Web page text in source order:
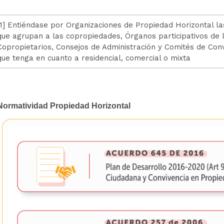
Entiéndase por Organizaciones de Propiedad Horizontal
agrupan a las copropiedades, Órganos participativos de
Consejos de Administración y Comités de
tenga en cuanto a residencial, comercial o mixta
Propiedad Horizontal